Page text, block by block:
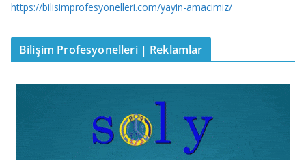
https://bilisimprofesyonelleri.com/yayin-amacimiz/
Bilişim Profesyonelleri | Reklamlar